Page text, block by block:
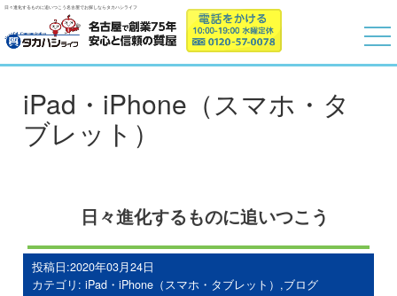
日々進化するものに追いつこう名古屋でお探しならタカハシライフ
iPad・iPhone（スマホ・タ
ブレット）
日々進化するものに追いつこう
投稿日:2020年03月24日
カテゴリ:iPad・iPhone（スマホ・タブレット） ,ブログ